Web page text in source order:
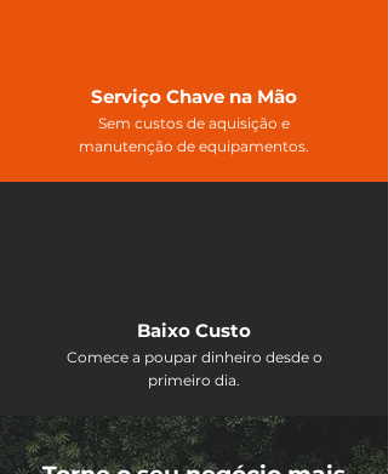
Serviço Chave na Mão
Sem custos de aquisição e
manutenção de equipamentos.
Baixo Custo
Comece a poupar dinheiro desde o
primeiro dia.